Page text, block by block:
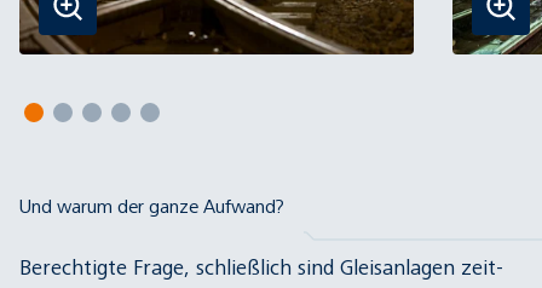
Und warum der ganze Aufwand?
Berechtigte Frage, schließlich sind Gleisanlagen zeit-